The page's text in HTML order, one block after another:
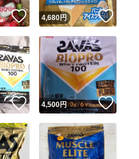
いいね！
4,680円
いいね！
4,500円 いい